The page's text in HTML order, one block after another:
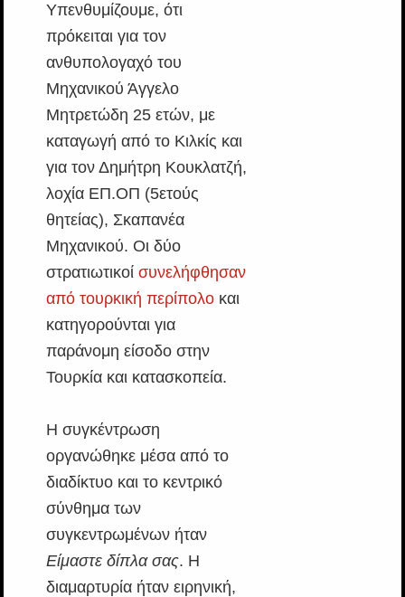
Υπενθυμίζουμε, ότι
πρόκειται για τον
ανθυπολογαχό του
Μηχανικού Άγγελο
Μητρετώδη 25 ετών, με
καταγωγή από το Κιλκίς και
για τον Δημήτρη Κουκλατζή,
λοχία ΕΠ.ΟΠ (5ετούς
θητείας), Σκαπανέα
Μηχανικού. Οι δύο
στρατιωτικοί συνελήφθησαν
από τουρκική περίπολοκαι
κατηγορούνται για
παράνομη είσοδο στην
Τουρκία και κατασκοπεία.
Η συγκέντρωση
οργανώθηκε μέσα από το
διαδίκτυο και το κεντρικό
σύνθημα των
συγκεντρωμένων ήταν
Είμαστε δίπλα σας. Η
διαμαρτυρία ήταν ειρηνική,